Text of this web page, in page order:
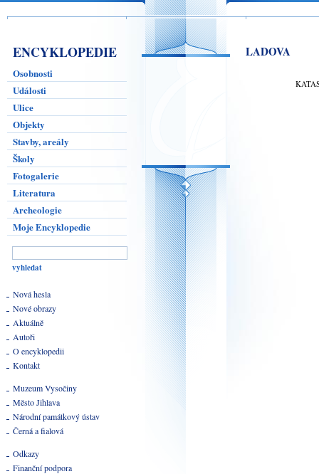
ENCYKLOPEDIE
Osobnosti
Události
Ulice
Objekty
Stavby, areály
Školy
Fotogalerie
Literatura
Archeologie
Moje Encyklopedie
Nová hesla
Nové obrazy
Aktuálně
Autoři
O encyklopedii
Kontakt
Muzeum Vysočiny
Město Jihlava
Národní památkový ústav
Černá a fialová
Odkazy
Finanční podpora
LADOVA